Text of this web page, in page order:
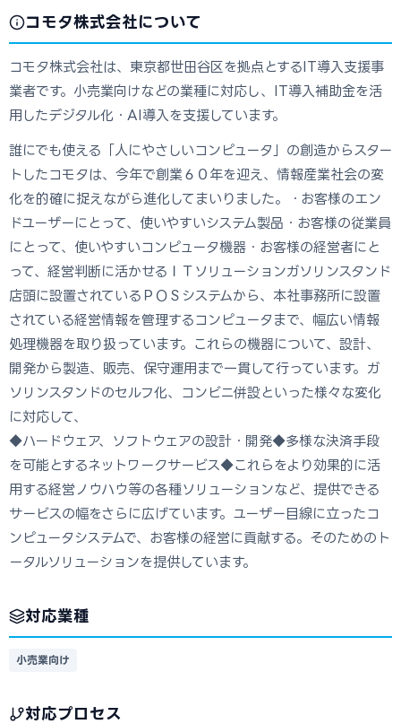
コモタ株式会社について
コモタ株式会社は、東京都世田谷区を拠点とするIT導入支援事
業者です。小売業向けなどの業種に対応し、IT導入補助金を活
用したデジタル化・AI導入を支援しています。
誰にでも使える「人にやさしいコンピュータ」の創造からスター
トしたコモタは、今年で創業６０年を迎え、情報産業社会の変
化を的確に捉えながら進化してまいりました。・お客様のエン
ドユーザーにとって、使いやすいシステム製品・お客様の従業員
にとって、使いやすいコンピュータ機器・お客様の経営者にと
って、経営判断に活かせるＩＴソリューションガソリンスタンド
店頭に設置されているＰＯＳシステムから、本社事務所に設置
されている経営情報を管理するコンピュータまで、幅広い情報
処理機器を取り扱っています。これらの機器について、設計、
開発から製造、販売、保守運用まで一貫して行っています。ガ
ソリンスタンドのセルフ化、コンビニ併設といった様々な変化
に対応して、
◆ハードウェア、ソフトウェアの設計・開発◆多様な決済手段
を可能とするネットワークサービス◆これらをより効果的に活
用する経営ノウハウ等の各種ソリューションなど、提供できる
サービスの幅をさらに広げています。ユーザー目線に立ったコ
ンピュータシステムで、お客様の経営に貢献する。そのためのト
ータルソリューションを提供しています。
対応業種
小売業向け
対応プロセス